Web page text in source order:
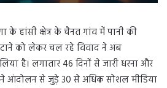
के हांसी क्षेत्र के चैनत गांव में पानी की
को लेकर चल रहे विवाद ने अब
है। लगातार 46 दिनों से जारी धरना और
आंदोलन से जुड़े 30 से अधिक सोशल मीडिया